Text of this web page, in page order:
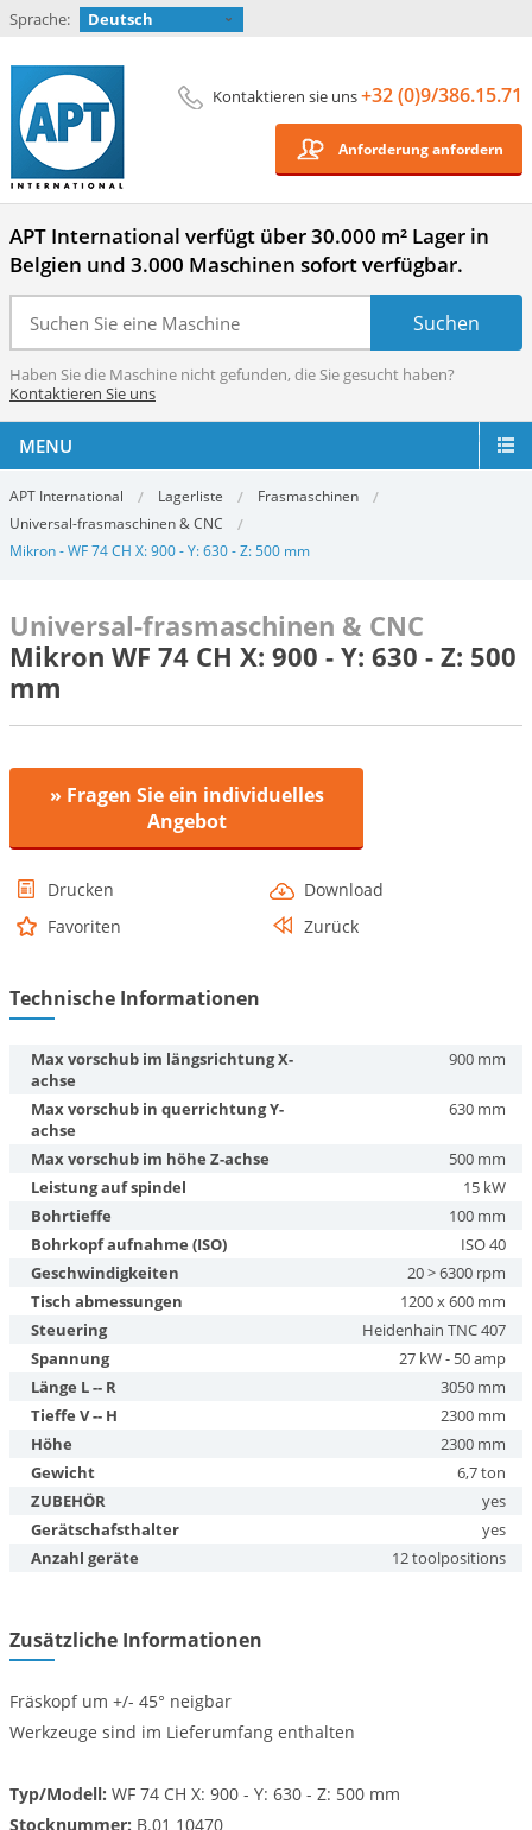
Sprache: Deutsch
Kontaktieren sie uns+32 (0)9/386.15.71
Anforderung anfordern
APT International verfügt über 30.000 m² Lager in
Belgien und 3.000 Maschinen sofort verfügbar.
Haben Sie die Maschine nicht gefunden, die Sie gesucht haben?
Kontaktieren Sie uns
MENU
APT International Lagerliste
Frasmaschinen
Universal-frasmaschinen & CNC
Mikron - WF 74 CH X: 900 - Y: 630 - Z: 500 mm
Universal-frasmaschinen & CNC
Mikron WF 74 CH X: 900 - Y: 630 - Z: 500
mm
» Fragen Sie ein individuelles
Angebot
Drucken
Download
Favoriten
Zurück
Technische Informationen
Max vorschub im längsrichtung X-
achse
900 mm
Max vorschub in querrichtung Y-
achse
630 mm
Max vorschub im höhe Z-achse
500 mm
Leistung auf spindel
15 kW
Bohrtieffe
100 mm
Bohrkopf aufnahme (ISO)
ISO 40
Geschwindigkeiten
20 > 6300 rpm
Tisch abmessungen
1200 x 600 mm
Steuering
Heidenhain TNC 407
Spannung
27 kW - 50 amp
Länge L -- R
3050 mm
Tieffe V -- H
2300 mm
Höhe
2300 mm
Gewicht
6,7 ton
ZUBEHÖR
yes
Gerätschafsthalter
yes
Anzahl geräte
12 toolpositions
Zusätzliche Informationen
Fräskopf um +/- 45° neigbar
Werkzeuge sind im Lieferumfang enthalten
Typ/Modell: WF 74 CH X: 900 - Y: 630 - Z: 500 mm
Stocknummer: B.01 10470